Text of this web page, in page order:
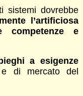
sistemi dovrebbe
l’artificiosa
competenze e
a esigenze
e di mercato del